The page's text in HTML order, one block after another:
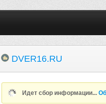
DVER16.RU
Идет сбор информации...